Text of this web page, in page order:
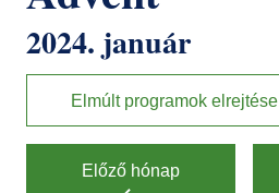
Kiállítások
Múzeumpedagógia
Aktualitások
Rólunk
Helyszínek
Kapcsolat
Elérhetőség
Megközelítés
Jegyvásárlás
Online jegyek
2024. január
Elmúlt programok elrejtése
Előző hónap